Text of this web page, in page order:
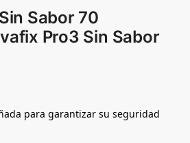
Sabor 70
Pro3 Sin Sabor
para garantizar su seguridad